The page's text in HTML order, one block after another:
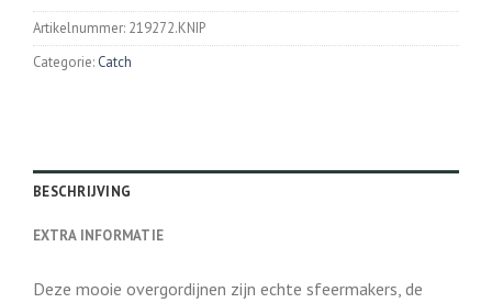
Artikelnummer: 219272.KNIP
Categorie: Catch
BESCHRIJVING
EXTRA INFORMATIE
Deze mooie overgordijnen zijn echte sfeermakers, de